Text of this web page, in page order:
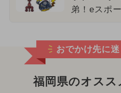
弟！eスポ
おでかけ先に迷
福岡県のオスス